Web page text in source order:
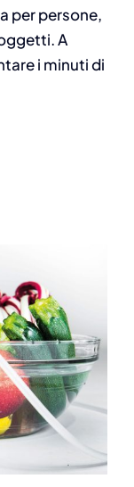
per persone,
A
i minuti di